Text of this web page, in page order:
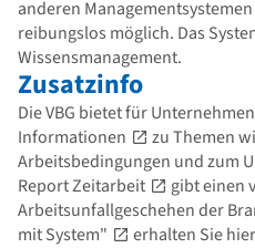
anderen Managementsystemen
reibungslos möglich. Das
Wissensmanagement.
Zusatzinfo
Die VBG bietet für
Informationen
zu Themen
Arbeitsbedingungen und zum
Report Zeitarbeit
gibt einen
Arbeitsunfallgeschehen der
mit System"
erhalten Sie